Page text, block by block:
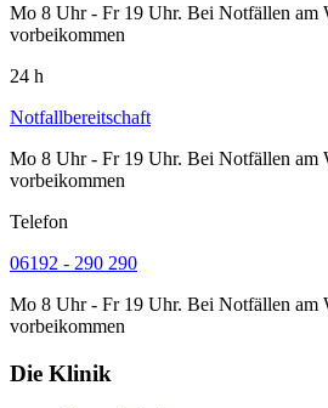
Mo 8 Uhr - Fr 19 Uhr. Bei Notfällen am
vorbeikommen
24 h
Notfallbereitschaft
Mo 8 Uhr - Fr 19 Uhr. Bei Notfällen am
vorbeikommen
Telefon
06192 - 290 290
Mo 8 Uhr - Fr 19 Uhr. Bei Notfällen am
vorbeikommen
Die Klinik